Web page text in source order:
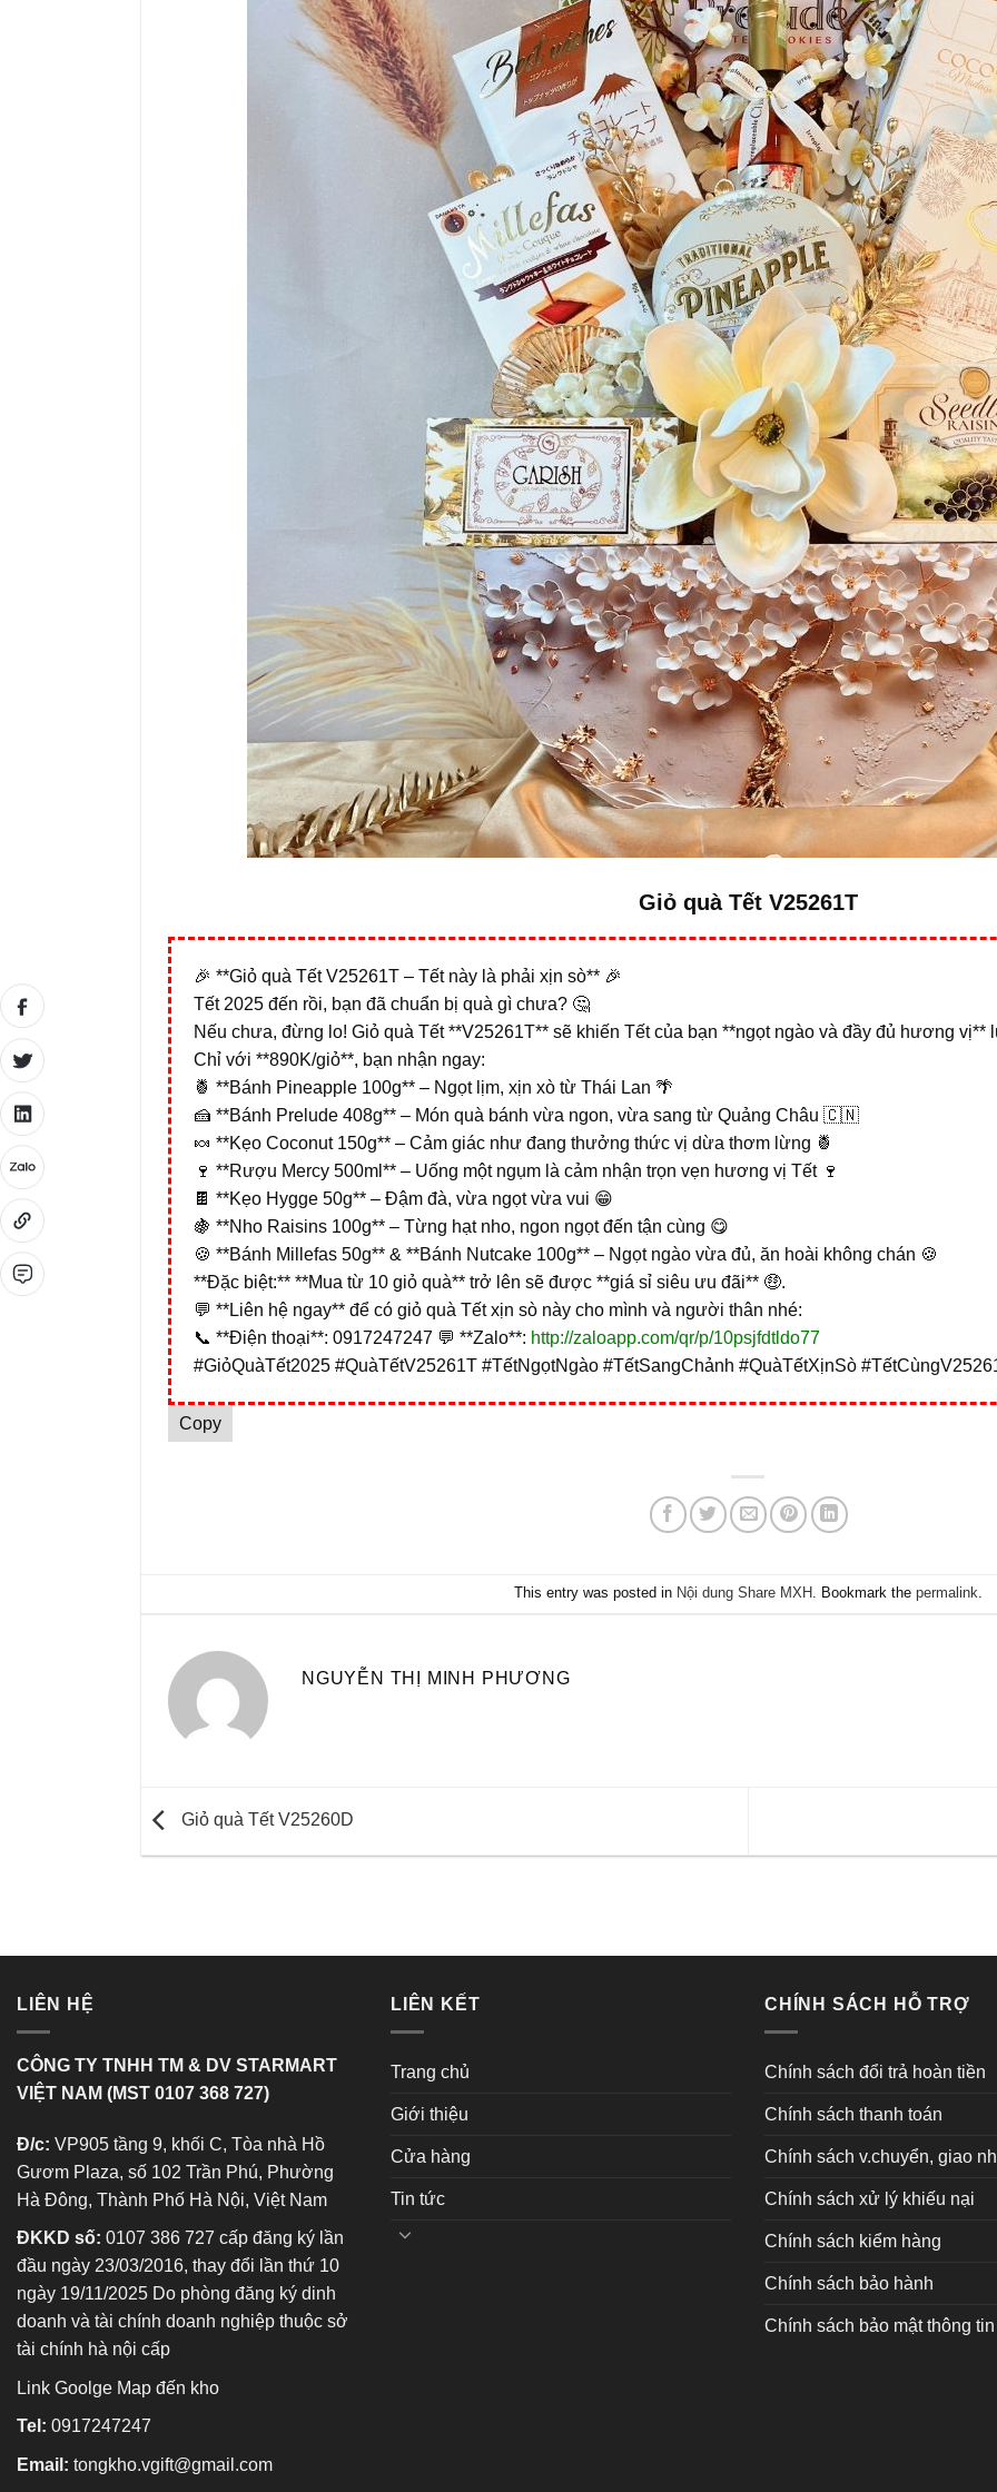
Giỏ quà Tết V25261T
🎉 **Giỏ quà Tết V25261T – Tết này là phải xịn sò** 🎉
Tết 2025 đến rồi, bạn đã chuẩn bị quà gì chưa? 🤔
Nếu chưa, đừng lo! Giỏ quà Tết **V25261T** sẽ khiến Tết của bạn **ngọt ngào và đầy đủ hương vị**
Chỉ với **890K/giỏ**, bạn nhận ngay:
🍍 **Bánh Pineapple 100g** – Ngọt lịm, xịn xò từ Thái Lan 🌴
🍰 **Bánh Prelude 408g** – Món quà bánh vừa ngon, vừa sang từ Quảng Châu 🇨🇳
🍬 **Kẹo Coconut 150g** – Cảm giác như đang thưởng thức vị dừa thơm lừng 🍍
🍷 **Rượu Mercy 500ml** – Uống một ngụm là cảm nhận trọn vẹn hương vị Tết 🍷
🍫 **Kẹo Hygge 50g** – Đậm đà, vừa ngọt vừa vui 😁
🍇 **Nho Raisins 100g** – Từng hạt nho, ngon ngọt đến tận cùng 😋
🍪 **Bánh Millefas 50g** & **Bánh Nutcake 100g** – Ngọt ngào vừa đủ, ăn hoài không chán 🍪
**Đặc biệt:** **Mua từ 10 giỏ quà** trở lên sẽ được **giá sỉ siêu ưu đãi** 🤑.
💬 **Liên hệ ngay** để có giỏ quà Tết xịn sò này cho mình và người thân nhé:
📞 **Điện thoại**: 0917247247 💬 **Zalo**: http://zaloapp.com/qr/p/10psjfdtldo77
#GiỏQuàTết2025 #QuàTếtV25261T #TếtNgọtNgào #TếtSangChảnh #QuàTếtXịnSò
Copy
This entry was posted in Nội dung Share MXH . Bookmark the permalink.
NGUYỄN THỊ MINH PHƯƠNG
Giỏ quà Tết V25260D
LIÊN HỆ
CÔNG TY TNHH TM & DV STARMART
VIỆT NAM (MST 0107 368 727)
Đ/c: VP905 tầng 9, khối C, Tòa nhà Hồ
Gươm Plaza, số 102 Trần Phú, Phường
Hà Đông, Thành Phố Hà Nội, Việt Nam
ĐKKD số: 0107 386 727 cấp đăng ký lần
đầu ngày 23/03/2016, thay đổi lần thứ 10
ngày 19/11/2025 Do phòng đăng ký dinh
doanh và tài chính doanh nghiệp thuộc sở
tài chính hà nội cấp
Link Goolge Map đến kho
Tel: 0917247247
Email: tongkho.vgift@gmail.com
LIÊN KẾT
Trang chủ
Giới thiệu
Cửa hàng
Tin tức
CHÍNH SÁCH HỖ TRỢ
Chính sách đổi trả hoàn tiền
Chính sách thanh toán
Chính sách v.chuyển, giao
Chính sách xử lý khiếu nại
Chính sách kiểm hàng
Chính sách bảo hành
Chính sách bảo mật thông tin